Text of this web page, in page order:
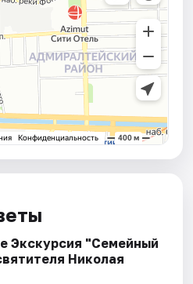
Экскурсия "Семейный
Николая